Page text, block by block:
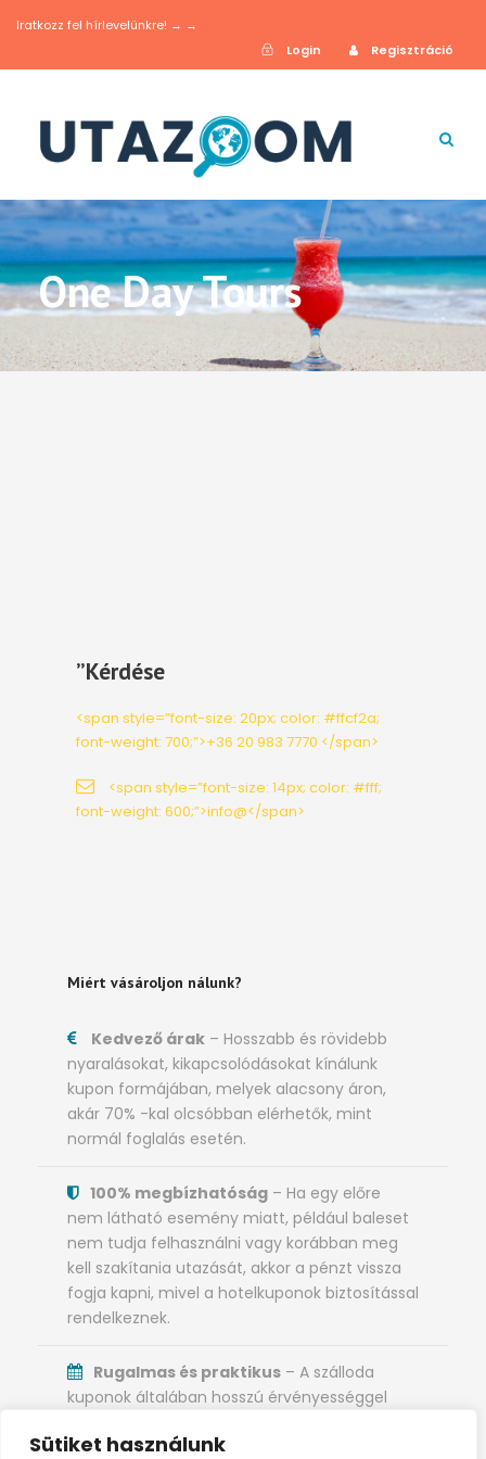
Sütiket használunk
Iratkozz fel hírlevelünkre! → →
Login
Regisztráció
One Day Tours
”Kérdése
<span style=”font-size: 20px; color: #ffcf2a;
font-weight: 700;”>+36 20 983 7770 </span>
<span style=”font-size: 14px; color: #fff;
font-weight: 600;”>info@</span>
Miért vásároljon nálunk?
Kedvező árak – Hosszabb és rövidebb
nyaralásokat, kikapcsolódásokat kínálunk
kupon formájában, melyek alacsony áron,
akár 70% -kal olcsóbban elérhetők, mint
normál foglalás esetén.
100% megbízhatóság – Ha egy előre
nem látható esemény miatt, például baleset
nem tudja felhasználni vagy korábban meg
kell szakítania utazását, akkor a pénzt vissza
fogja kapni, mivel a hotelkuponok biztosítással
rendelkeznek.
Rugalmas és praktikus – A szálloda
kuponok általában hosszú érvényességgel
érvényesek és különösen alkalmasak